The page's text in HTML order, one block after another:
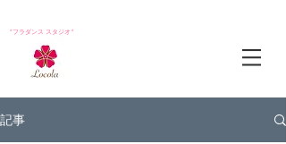
*フラダンス スタジオ*
記事